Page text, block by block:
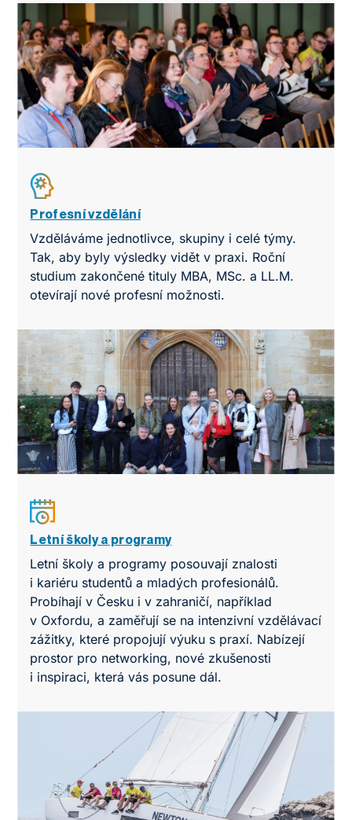
Profesní vzdělání
Vzděláváme jednotlivce, skupiny i celé týmy.
Tak, aby byly výsledky vidět v praxi. Roční
studium zakončené tituly MBA, MSc. a LL.M.
otevírají nové profesní možnosti.
Letní školy a programy
Letní školy a programy posouvají znalosti
i kariéru studentů a mladých profesionálů.
Probíhají v Česku i v zahraničí, například
v Oxfordu, a zaměřují se na intenzivní vzdělávací
zážitky, které propojují výuku s praxí. Nabízejí
prostor pro networking, nové zkušenosti
i inspiraci, která vás posune dál.